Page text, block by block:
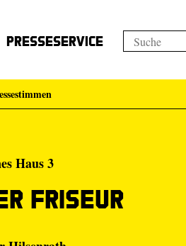
Presseservice
Haus 3
Friseur